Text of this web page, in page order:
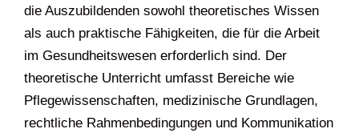
die Auszubildenden sowohl theoretisches Wissen
als auch praktische Fähigkeiten, die für die Arbeit
im Gesundheitswesen erforderlich sind. Der
theoretische Unterricht umfasst Bereiche wie
Pflegewissenschaften, medizinische Grundlagen,
rechtliche Rahmenbedingungen und Kommunikation